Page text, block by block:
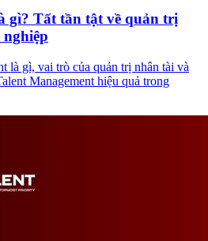
gì? Tất tần tật về quản trị
là gì, vai trò của quản trị nhân tài và
Management hiệu quả trong